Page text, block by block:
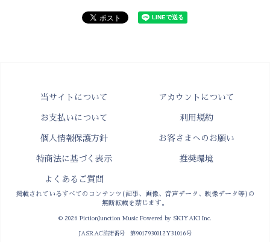
当サイトについて アカウントについて
お支払いについて 利用規約
個人情報保護方針 お客さまへのお願い
特商法に基づく表示 推奨環境
よくあるご質問
掲載されているすべてのコンテンツ(記事、画像、音声データ、映像データ等)の
無断転載を禁じます。
© 2026 FictionJunction Music Powered by SKIYAKI Inc.
JASRAC許諾番号 第9017930012Y31016号